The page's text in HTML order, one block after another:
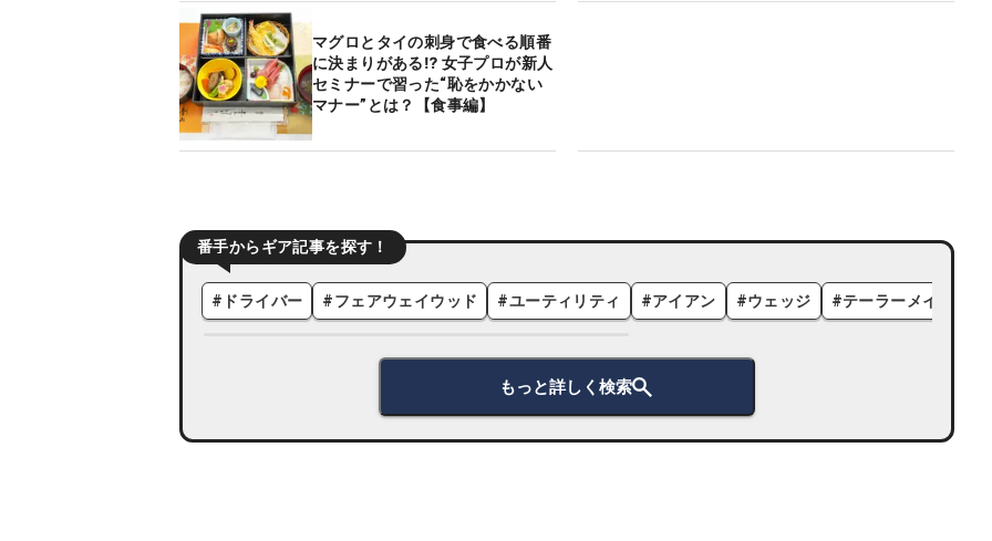
マグロとタイの刺身で食べる順番
に決まりがある⁉ 女子プロが新人
セミナーで習った“恥をかかない
マナー”とは？【食事編】
番手からギア記事を探す！
# ドライバー #フェアウェイウッド #ユーティリティ #アイアン #ウェッジ #テーラーメイド
もっと詳しく検索